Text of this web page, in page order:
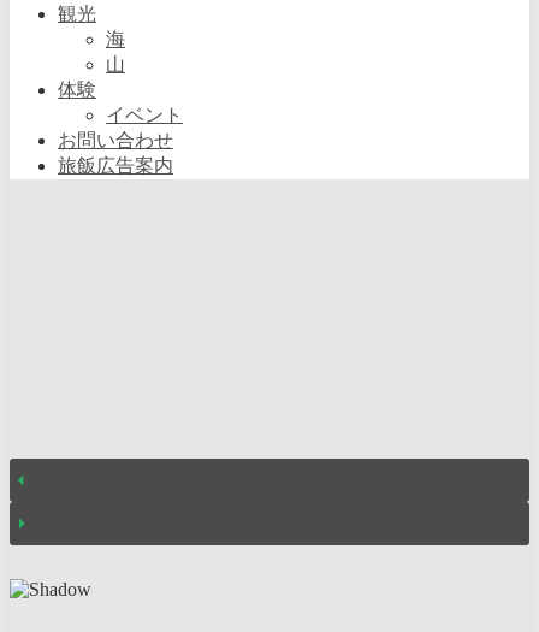
観光
海
山
体験
イベント
お問い合わせ
旅飯広告案内